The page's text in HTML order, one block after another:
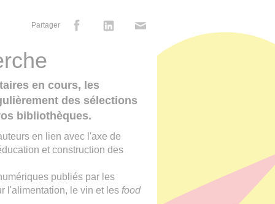
Partager
en cours, les
des sélections
bibliothèques.
en lien avec l'axe de
et construction des
publiés par les
l'alimentation, le vin et les food